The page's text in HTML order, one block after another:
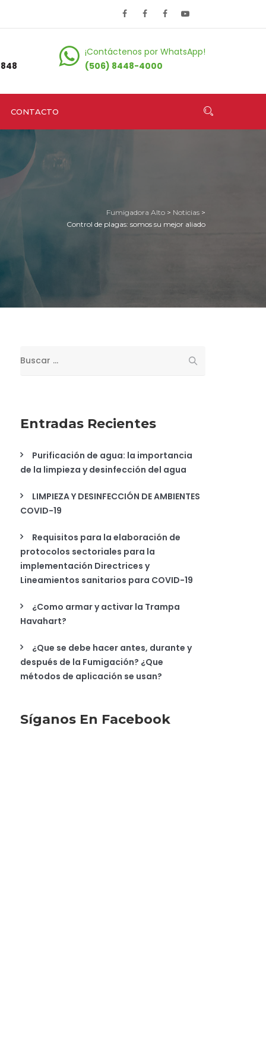
¡Contáctenos por WhatsApp!
(506) 8448-4000
CONTACTO
Fumigadora Alto > Noticias >
Control de plagas: somos su mejor aliado
Entradas Recientes
Purificación de agua: la importancia
de la limpieza y desinfección del agua
LIMPIEZA Y DESINFECCIÓN DE AMBIENTES
COVID-19
Requisitos para la elaboración de
protocolos sectoriales para la
implementación Directrices y
Lineamientos sanitarios para COVID-19
¿Como armar y activar la Trampa
Havahart?
¿Que se debe hacer antes, durante y
después de la Fumigación? ¿Que
métodos de aplicación se usan?
Síganos En Facebook